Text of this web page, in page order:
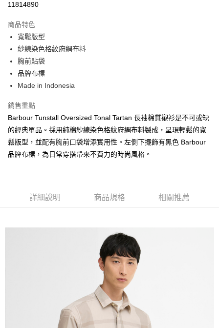
合作金庫商業銀行
華南商業銀行
上海商業儲蓄銀行
國泰世華商業銀行
臺灣中小企業銀行
元大商業銀行
台新國際商業銀行
中國信託商業銀行
台灣樂天信用卡公司
LINE Pay
Apple Pay
街口支付
悠遊付
Google Pay
全盈+PAY
AFTEE先享後付
相關說明
２．便利：只要手機號碼，簡訊認證，即可結帳。
１．於結帳方式選擇「AFTEE先享後付」後，將跳轉至「AFTEE先享後付」
結帳頁面，進行簡訊認證並確認金額後，即可完成結帳。
２．訂單成立數日內，您將收到繳費通知簡訊。
３．收到繳費通知簡訊後14天內，點擊此簡訊中的連結，可透過四大超商／
ATM／網路銀行／等多元方式進行付款，方視為交易完成。
※ 請注意：結帳手續完成當下不需立刻繳費，但若您需要取消訂單，請聯絡
購買商品的店家。未經商家同意取消之訂單仍視為有效，需透過AFTEE先享
※ 交易是否成功請以「AFTEE先享後付 」之結帳頁面顯示為準，若有關於
是否繳費成功／繳費後需取消欲退款等相關疑問，請聯繫「AFTEE先享後付
https://netprotections.freshdesk.com/support/home
運送方式
11814890
商品特色
寬鬆版型
紗線染色格紋府綢布料
胸前貼袋
品牌布標
Made in Indonesia
銷售重點
Barbour Tunstall Oversized Tonal Tartan 長袖棉質襯衫是不可或缺
的經典單品。採用純棉紗線染色格紋府綢布料製成，呈現輕鬆的寬
鬆版型，並配有胸前口袋增添實用性。左側下擺飾有黑色 Barbour
品牌布標，為日常穿搭帶來不費力的時尚風格。
詳細說明 商品規格 相關推薦